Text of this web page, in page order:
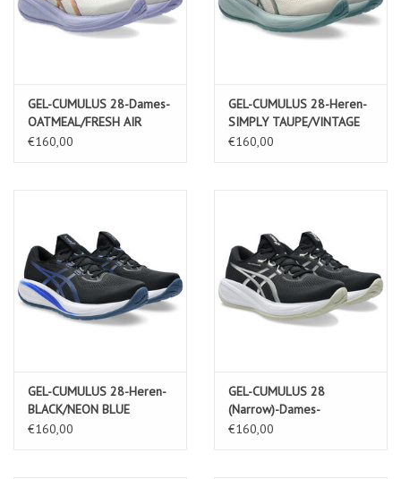
GEL-CUMULUS 28-Dames-
OATMEAL/FRESH AIR
€160,00
GEL-CUMULUS 28-Heren-
SIMPLY TAUPE/VINTAGE
KHAKI
€160,00
GEL-CUMULUS 28-Heren-
BLACK/NEON BLUE
€160,00
GEL-CUMULUS 28
(Narrow)-Dames-
BLACK/WHITE
€160,00